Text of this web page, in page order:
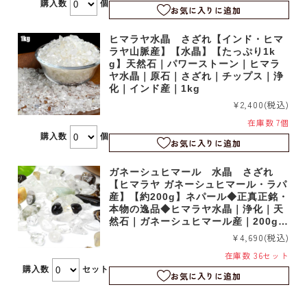
お気に入りに追加
購入数 個
ヒマラヤ水晶 さざれ【インド・ヒマ
ラヤ山脈産】【水晶】【たっぷり1k
g】天然石｜パワーストーン｜ヒマラ
ヤ水晶｜原石｜さざれ｜チップス｜浄
化｜インド産｜1kg
¥2,400(税込)
在庫数 7個
お気に入りに追加
購入数 個
ガネーシュヒマール 水晶 さざれ
【ヒマラヤ ガネーシュヒマール・ラパ
産】【約200g】ネパール◆正真正銘・
本物の逸品◆ヒマラヤ水晶｜浄化｜天
然石｜ガネーシュヒマール産｜200g｜
¥4,690(税込)
在庫数 36セット
お気に入りに追加
購入数 セット